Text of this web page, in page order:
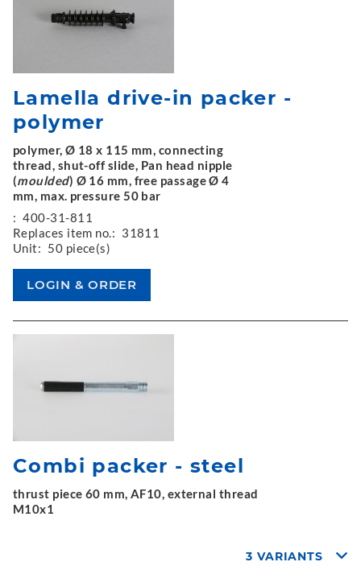
Lamella drive-in packer -
polymer
polymer, Ø 18 x 115 mm, connecting
thread, shut-off slide, Pan head nipple
(moulded) Ø 16 mm, free passage Ø 4
mm, max. pressure 50 bar
: 400-31-811
Replaces item no.: 31811
Unit: 50 piece(s)
Combi packer - steel
thrust piece 60 mm, AF10, external thread
M10x1
3 VARIANTS